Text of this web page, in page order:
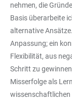
nehmen, die
Basis überarbeite
alternative
Anpassung; ein
Flexibilität, aus
Schritt zu
Misserfolge als
wissenschaftlichen